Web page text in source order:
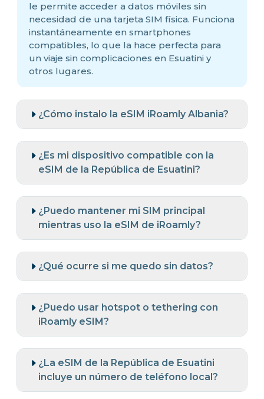
le permite acceder a datos móviles sin
necesidad de una tarjeta SIM física. Funciona
instantáneamente en smartphones
compatibles, lo que la hace perfecta para
un viaje sin complicaciones en Esuatini y
otros lugares.
¿Cómo instalo la eSIM iRoamly Albania?
¿Es mi dispositivo compatible con la
eSIM de la República de Esuatini?
¿Puedo mantener mi SIM principal
mientras uso la eSIM de iRoamly?
¿Qué ocurre si me quedo sin datos?
¿Puedo usar hotspot o tethering con
iRoamly eSIM?
¿La eSIM de la República de Esuatini
incluye un número de teléfono local?